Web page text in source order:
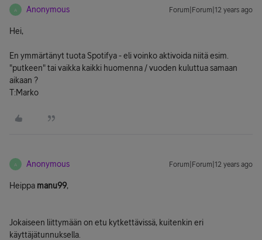
A Anonymous Forum|Forum|12 years ago
Hei,
En ymmärtänyt tuota Spotifya - eli voinko aktivoida niitä esim.
"putkeen" tai vaikka kaikki huomenna / vuoden kuluttua samaan
aikaan ?
T:Marko
A Anonymous Forum|Forum|12 years ago
Heippa manu99,
Jokaiseen liittymään on etu kytkettävissä, kuitenkin eri
käyttäjätunnuksella.